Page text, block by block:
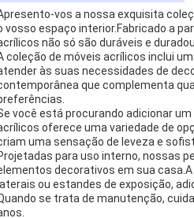
vos a nossa exquisita
vosso espaço interior.Fabricado a
não só são duráveis e
coleção de móveis acrílicos inclui
às suas necessidades de
que complementa
você está procurando adicionar
oferece uma variedade de
uma sensação de leveza e
para uso interno, nossas
decorativos em sua
ou estandes de exposição,
se trata de manutenção,